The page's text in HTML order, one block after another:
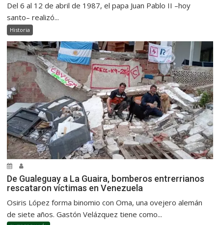
Del 6 al 12 de abril de 1987, el papa Juan Pablo II –hoy
santo– realizó...
Historia
De Gualeguay a La Guaira, bomberos entrerrianos
rescataron víctimas en Venezuela
Osiris López forma binomio con Oma, una ovejero alemán
de siete años. Gastón Velázquez tiene como...